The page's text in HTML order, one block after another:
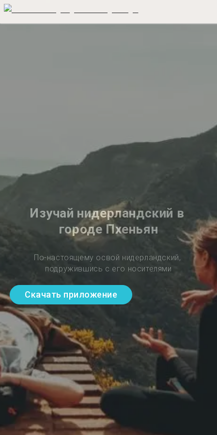
Изучай нидерландский в
городе Пхеньян
По-настоящему освой нидерландский,
подружившись с его носителями
Скачать приложение